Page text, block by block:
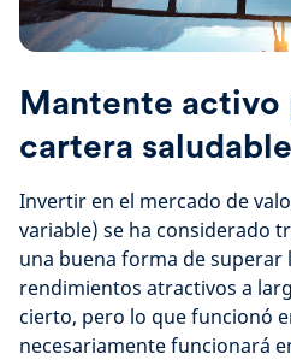
Mantente activo
cartera saludable
Invertir en el mercado de
variable) se ha considerado
una buena forma de superar
rendimientos atractivos a
cierto, pero lo que funcionó
necesariamente funcionará